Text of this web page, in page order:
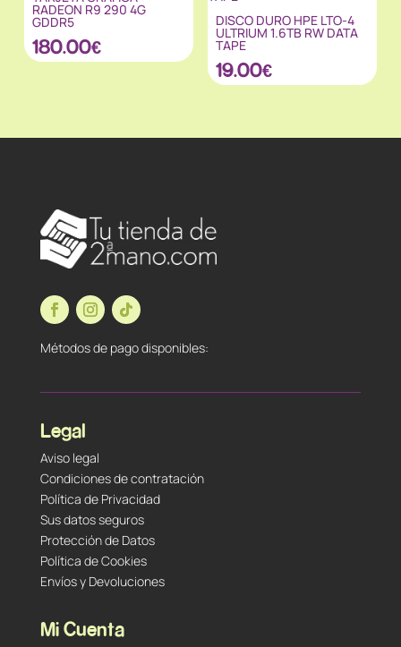
RADEON R9 290 4G
GDDR5
180.00€
DISCO DURO HPE LTO-4
ULTRIUM 1.6TB RW DATA
TAPE
19.00€
Métodos de pago disponibles:
Legal
Aviso legal
Condiciones de contratación
Política de Privacidad
Sus datos seguros
Protección de Datos
Política de Cookies
Envíos y Devoluciones
Mi Cuenta